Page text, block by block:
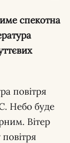
спекотна
повітря
Небо буде
Вітер